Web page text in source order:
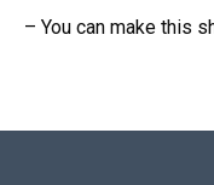
– You can make this